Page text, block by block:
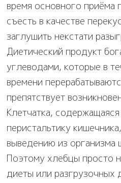
время основного
съесть в качестве
заглушить некстати
Диетический продукт
углеводами, которые в
времени
препятствует
Клетчатка,
перистальтику
выведению из организма
Поэтому хлебцы просто
диеты или разгрузочных